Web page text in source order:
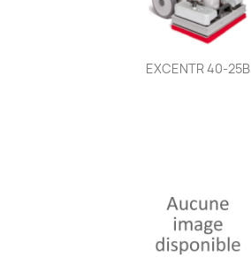
EXCENTR 40-25B